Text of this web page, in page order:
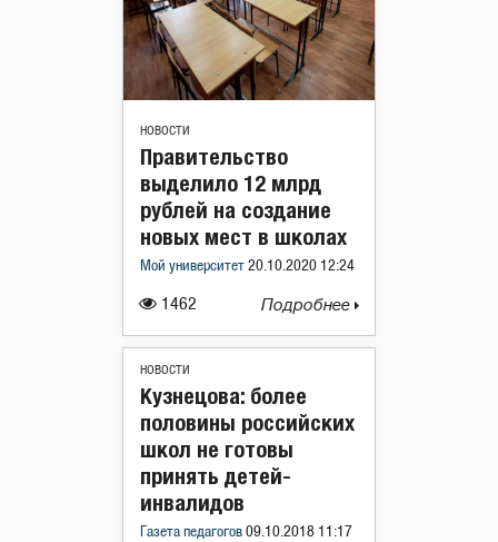
НОВОСТИ
1462
Правительство
выделило 12 млрд
рублей на создание
новых мест в школах
Мой университет 20.10.2020 12:24
Подробнее
НОВОСТИ
Кузнецова: более
половины российских
школ не готовы
принять детей-
инвалидов
Газета педагогов 09.10.2018 11:17